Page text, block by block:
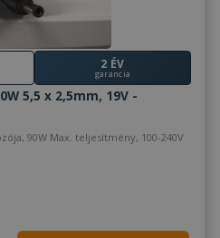
2 ÉV
garancia
5,5 x 2,5mm, 19V -